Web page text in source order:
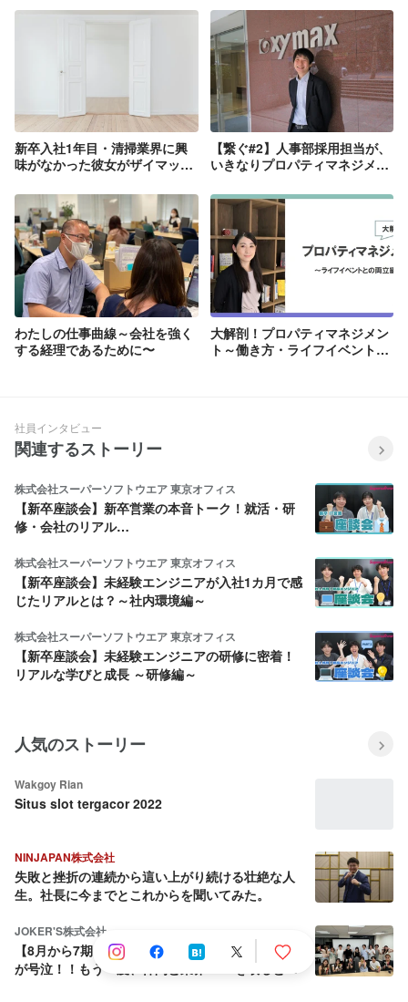
新卒入社1年目・清掃業界に興
味がなかった彼女がザイマック
【繋ぐ#2】人事部採用担当が、
いきなりプロパティマネジメン
５年目
わたしの仕事曲線～会社を強く
する経理であるために〜
大解剖！プロパティマネジメン
ト～働き方・ライフイベントと
社員インタビュー
関連するストーリー
株式会社スーパーソフトウエア 東京オフィス
【新卒座談会】新卒営業の本音トーク！就活・研
修・会社のリアル…
株式会社スーパーソフトウエア 東京オフィス
【新卒座談会】未経験エンジニアが入社1カ月で感
じたリアルとは？～社内環境編～
株式会社スーパーソフトウエア 東京オフィス
【新卒座談会】未経験エンジニアの研修に密着！
リアルな学びと成長 ～研修編～
人気のストーリー
Wakgoy Rian
Situs slot tergacor 2022
NINJAPAN株式会社
失敗と挫折の連続から這い上がり続ける壮絶な人
生。社長に今までとこれからを聞いてみた。
JOKER'S株式会社
【8月から7期目へ】会社を売却しようとした社長
が号泣！！もう一度、仲間と業界No.1を取ると決